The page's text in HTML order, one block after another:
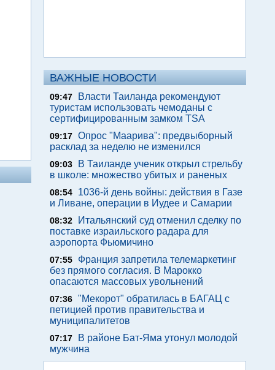
ВАЖНЫЕ НОВОСТИ
09:47
Власти Таиланда рекомендуют
туристам использовать чемоданы с
сертифицированным замком TSA
09:17 Опрос "Mаарива": предвыборный
расклад за неделю не изменился
09:03
В Таиланде ученик открыл стрельбу
в школе: множество убитых и раненых
08:54
1036-й день войны: действия в Газе
и Ливане, операции в Иудее и Самарии
08:32
Итальянский суд отменил сделку по
поставке израильского радара для
аэропорта Фьюмичино
07:55
Франция запретила телемаркетинг
без прямого согласия. В Марокко
опасаются массовых увольнений
07:36 "Мекорот" обратилась в БАГАЦ с
петицией против правительства и
муниципалитетов
07:17
В районе Бат-Яма утонул молодой
мужчина